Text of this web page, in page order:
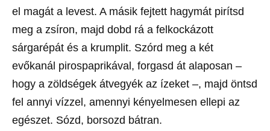
el magát a levest. A másik fejtett hagymát pirítsd
meg a zsíron, majd dobd rá a felkockázott
sárgarépát és a krumplit. Szórd meg a két
evőkanál pirospaprikával, forgasd át alaposan –
hogy a zöldségek átvegyék az ízeket –, majd öntsd
fel annyi vízzel, amennyi kényelmesen ellepi az
egészet. Sózd, borsozd bátran.